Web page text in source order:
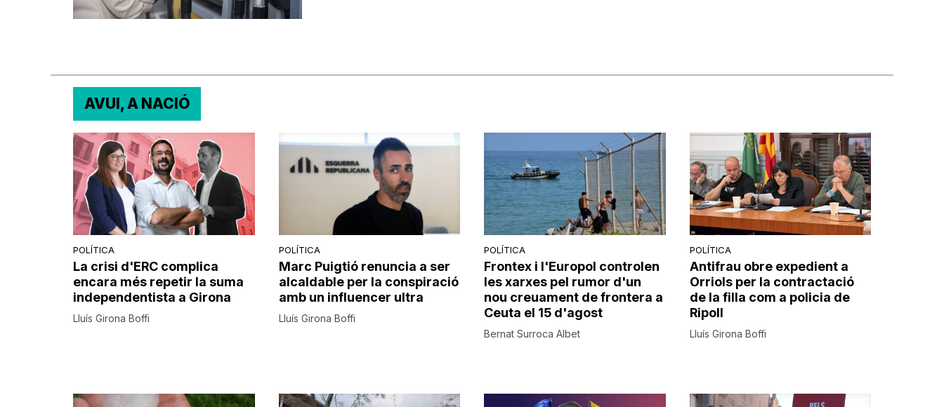
AVUI, A NACIÓ
POLÍTICA
La crisi d'ERC complica
encara més repetir la suma
independentista a Girona
Lluís Girona Boffi
POLÍTICA
Marc Puigtió renuncia a ser
alcaldable per la conspiració
amb un influencer ultra
Lluís Girona Boffi
POLÍTICA
Frontex i l'Europol controlen
les xarxes pel rumor d'un
nou creuament de frontera a
Ceuta el 15 d'agost
Bernat Surroca Albet
POLÍTICA
Antifrau obre expedient a
Orriols per la contractació
de la filla com a policia de
Ripoll
Lluís Girona Boffi